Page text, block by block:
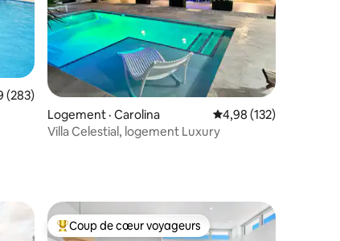
de 4,99 sur 5, 283 commentaires
(283)
Logement · Carolina Note moyenne de
4,98 (132)
Villa Celestial, logement Luxury
Coup de cœur voyageurs parmi les plus aimés
Coup de cœur voyageurs